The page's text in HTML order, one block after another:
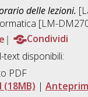
delle lezioni.
[LM-
Condividi
text disponibili:
PDF
(18MB) |